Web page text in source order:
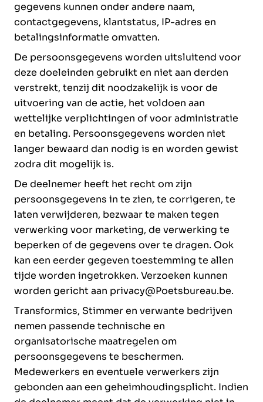
gegevens kunnen onder andere naam,
contactgegevens, klantstatus, IP-adres en
betalingsinformatie omvatten.
De persoonsgegevens worden uitsluitend voor
deze doeleinden gebruikt en niet aan derden
verstrekt, tenzij dit noodzakelijk is voor de
uitvoering van de actie, het voldoen aan
wettelijke verplichtingen of voor administratie
en betaling. Persoonsgegevens worden niet
langer bewaard dan nodig is en worden gewist
zodra dit mogelijk is.
De deelnemer heeft het recht om zijn
persoonsgegevens in te zien, te corrigeren, te
laten verwijderen, bezwaar te maken tegen
verwerking voor marketing, de verwerking te
beperken of de gegevens over te dragen. Ook
kan een eerder gegeven toestemming te allen
tijde worden ingetrokken. Verzoeken kunnen
worden gericht aan privacy@Poetsbureau.be.
Transformics, Stimmer en verwante bedrijven
nemen passende technische en
organisatorische maatregelen om
persoonsgegevens te beschermen.
Medewerkers en eventuele verwerkers zijn
gebonden aan een geheimhoudingsplicht. Indien